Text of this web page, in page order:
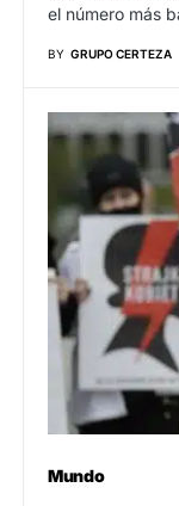
el número más
BY GRUPO CERTEZA
Mundo